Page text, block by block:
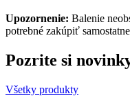
Upozornenie: Balenie
potrebné zakúpiť
Pozrite si
Všetky produkty